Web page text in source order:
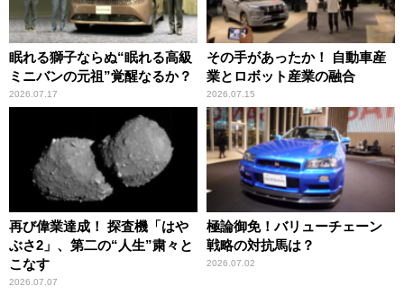
眠れる獅子ならぬ“眠れる高級
ミニバンの元祖”覚醒なるか？
2026.07.17
その手があったか！ 自動車産
業とロボット産業の融合
2026.07.15
再び偉業達成！ 探査機「はや
ぶさ2」、第二の“人生”粛々と
こなす
2026.07.07
極論御免！バリューチェーン
戦略の対抗馬は？
2026.07.02